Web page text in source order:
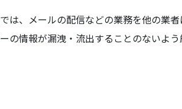
は、メールの配信などの業務を他の業
の情報が漏洩・流出することのないよ